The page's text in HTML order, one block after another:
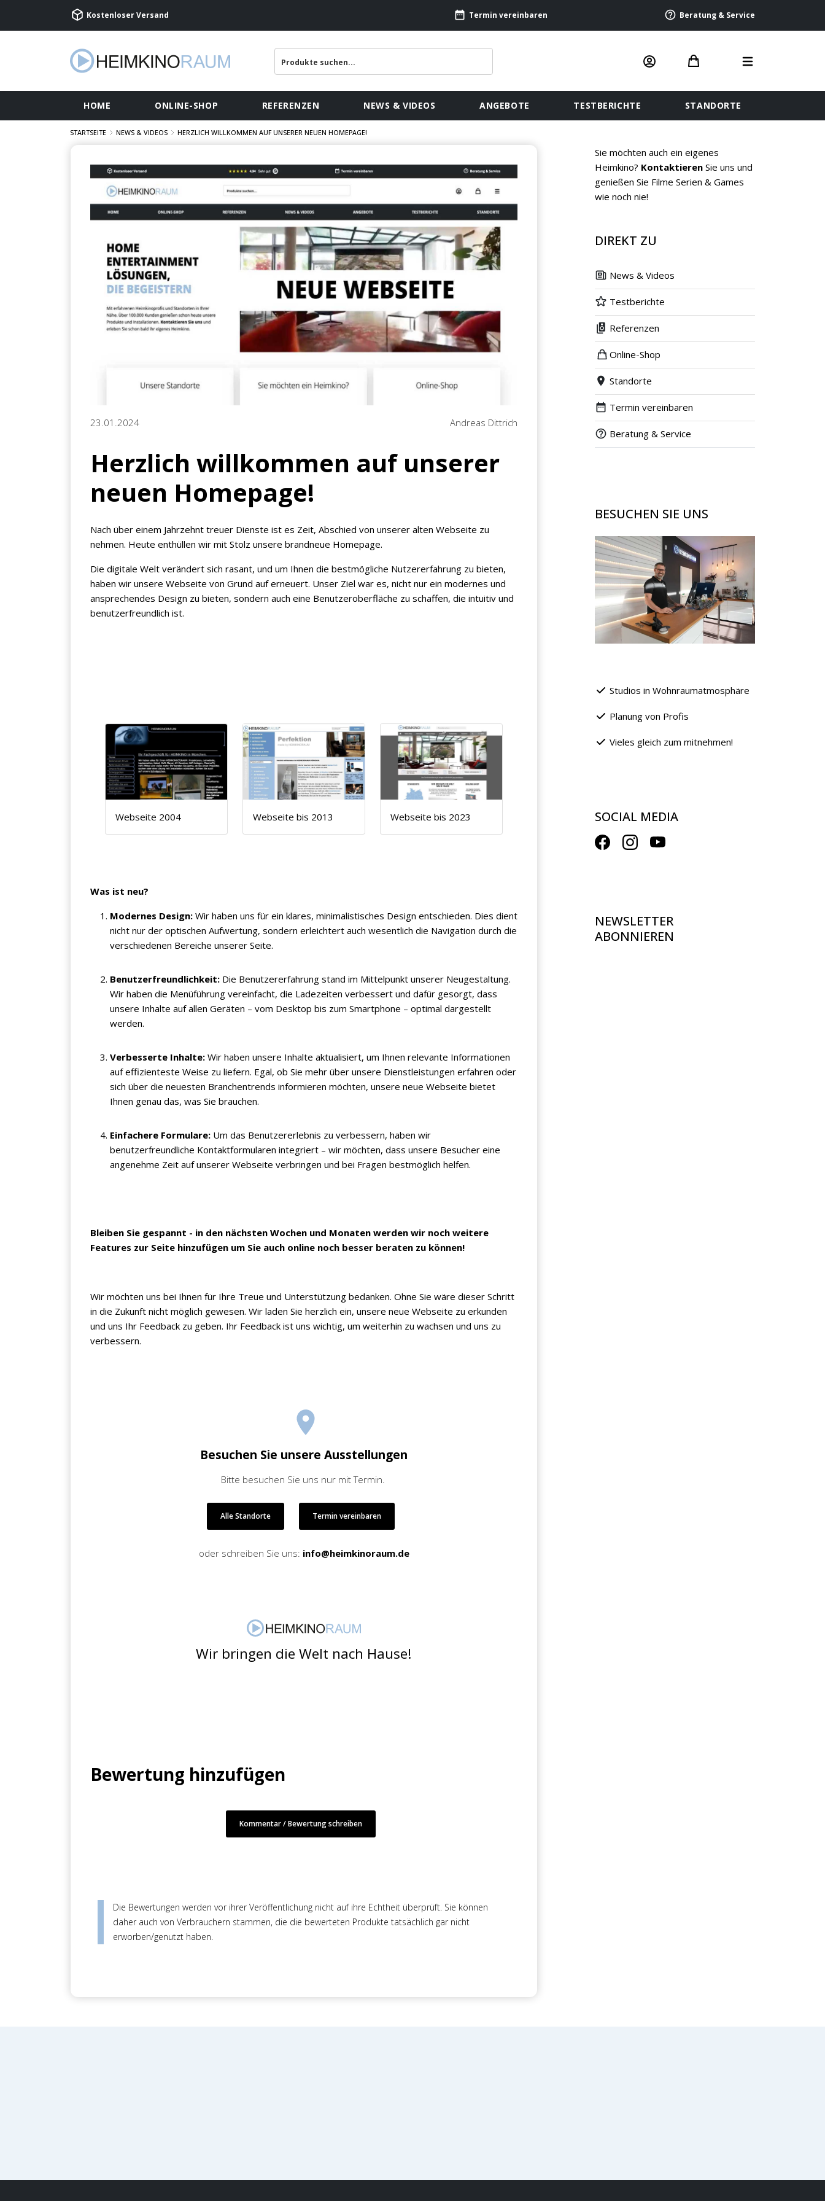
Kostenloser Versand Termin vereinbaren Beratung & Service
HOME ONLINE-SHOP REFERENZEN NEWS & VIDEOS ANGEBOTE TESTBERICHTE STANDORTE
STARTSEITE NEWS & VIDEOS HERZLICH WILLKOMMEN AUF UNSERER NEUEN HOMEPAGE!
23.01.2024 Andreas Dittrich
Herzlich willkommen auf unserer
neuen Homepage!
Nach über einem Jahrzehnt treuer Dienste ist es Zeit, Abschied von unserer alten Webseite zu
nehmen. Heute enthüllen wir mit Stolz unsere brandneue Homepage.
Die digitale Welt verändert sich rasant, und um Ihnen die bestmögliche Nutzererfahrung zu bieten,
haben wir unsere Webseite von Grund auf erneuert. Unser Ziel war es, nicht nur ein modernes und
ansprechendes Design zu bieten, sondern auch eine Benutzeroberfläche zu schaffen, die intuitiv und
benutzerfreundlich ist.
Webseite 2004 Webseite bis 2013 Webseite bis 2023
Was ist neu?
Modernes Design: Wir haben uns für ein klares, minimalistisches Design entschieden. Dies dient
nicht nur der optischen Aufwertung, sondern erleichtert auch wesentlich die Navigation durch die
verschiedenen Bereiche unserer Seite.
Benutzerfreundlichkeit: Die Benutzererfahrung stand im Mittelpunkt unserer Neugestaltung.
Wir haben die Menüführung vereinfacht, die Ladezeiten verbessert und dafür gesorgt, dass
unsere Inhalte auf allen Geräten – vom Desktop bis zum Smartphone – optimal dargestellt
werden.
Verbesserte Inhalte: Wir haben unsere Inhalte aktualisiert, um Ihnen relevante Informationen
auf effizienteste Weise zu liefern. Egal, ob Sie mehr über unsere Dienstleistungen erfahren oder
sich über die neuesten Branchentrends informieren möchten, unsere neue Webseite bietet
Ihnen genau das, was Sie brauchen.
Einfachere Formulare: Um das Benutzererlebnis zu verbessern, haben wir
benutzerfreundliche Kontaktformularen integriert – wir möchten, dass unsere Besucher eine
angenehme Zeit auf unserer Webseite verbringen und bei Fragen bestmöglich helfen.
Bleiben Sie gespannt - in den nächsten Wochen und Monaten werden wir noch weitere
Features zur Seite hinzufügen um Sie auch online noch besser beraten zu können!
Wir möchten uns bei Ihnen für Ihre Treue und Unterstützung bedanken. Ohne Sie wäre dieser Schritt
in die Zukunft nicht möglich gewesen. Wir laden Sie herzlich ein, unsere neue Webseite zu erkunden
und uns Ihr Feedback zu geben. Ihr Feedback ist uns wichtig, um weiterhin zu wachsen und uns zu
verbessern.
Besuchen Sie unsere Ausstellungen
Bitte besuchen Sie uns nur mit Termin.
Alle Standorte Termin vereinbaren
oder schreiben Sie uns: info@heimkinoraum.de
Wir bringen die Welt nach Hause!
Bewertung hinzufügen
Kommentar / Bewertung schreiben
Die Bewertungen werden vor ihrer Veröffentlichung nicht auf ihre Echtheit überprüft. Sie können
daher auch von Verbrauchern stammen, die die bewerteten Produkte tatsächlich gar nicht
erworben/genutzt haben.
Sie möchten auch ein eigenes
Heimkino? Kontaktieren Sie uns und
genießen Sie Filme Serien & Games
wie noch nie!
DIREKT ZU
News & Videos
Testberichte
Referenzen
Online-Shop
Standorte
Termin vereinbaren
Beratung & Service
BESUCHEN SIE UNS
Studios in Wohnraumatmosphäre
Planung von Profis
Vieles gleich zum mitnehmen!
SOCIAL MEDIA
NEWSLETTER
ABONNIEREN
KEINE ANGEBOTE
Jetzt anmelden